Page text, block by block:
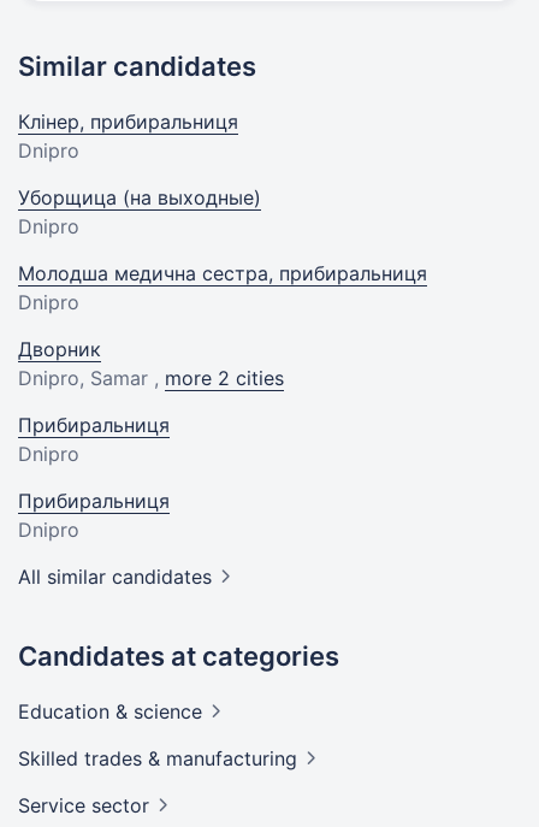
Similar candidates
Клінер, прибиральниця
Dnipro
Уборщица (на выходные)
Dnipro
Молодша медична сестра, прибиральниця
Dnipro
Дворник
Dnipro, Samar , more 2 cities
Прибиральниця
Dnipro
Прибиральниця
Dnipro
All similar candidates
Candidates at categories
Education & science
Skilled trades & manufacturing
Service sector